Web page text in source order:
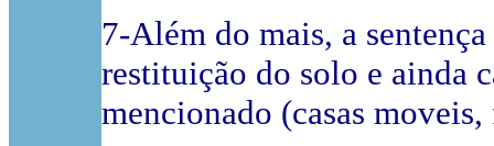
7-Além do mais, a
restituição do solo e ainda
mencionado (casas